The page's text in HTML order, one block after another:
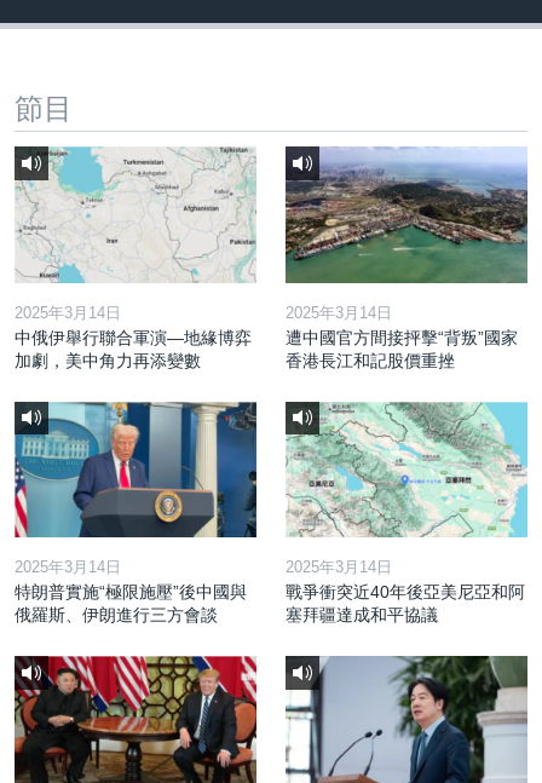
視頻存檔
海外港人
美國透視
建國史話
廣播節目表
國語
關注我們
其他語言網站
節目
2025年3月14日
中俄伊舉行聯合軍演—地緣博弈
加劇，美中角力再添變數
2025年3月14日
遭中國官方間接抨擊“背叛”國家
香港長江和記股價重挫
2025年3月14日
特朗普實施“極限施壓”後中國與
俄羅斯、伊朗進行三方會談
2025年3月14日
戰爭衝突近40年後亞美尼亞和阿
塞拜疆達成和平協議